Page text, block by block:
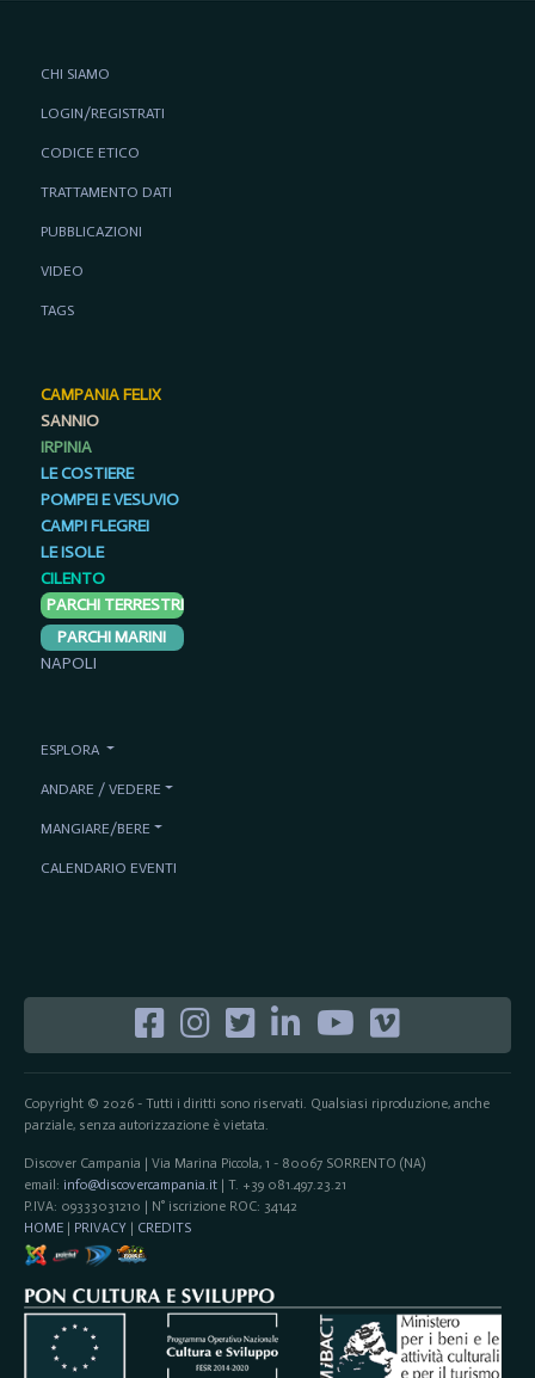
Copyright © 2026 - Tutti i diritti sono riservati. Qualsiasi riproduzione, anche
parziale, senza autorizzazione è vietata.
Discover Campania | Via Marina Piccola, 1 - 80067 SORRENTO (NA)
email: info@discovercampania.it| T. +39 081.497.23.21
P.IVA: 09333031210 | N° iscrizione ROC: 34142
HOME| PRIVACY | CREDITS
CHI SIAMO
LOGIN/REGISTRATI
CODICE ETICO
TRATTAMENTO DATI
PUBBLICAZIONI
VIDEO
TAGS
CAMPANIA FELIX
SANNIO
IRPINIA
LE COSTIERE
POMPEI E VESUVIO
CAMPI FLEGREI
LE ISOLE
CILENTO
PARCHI TERRESTRI
PARCHI MARINI
NAPOLI
ESPLORA
ANDARE / VEDERE
MANGIARE/BERE
CALENDARIO EVENTI